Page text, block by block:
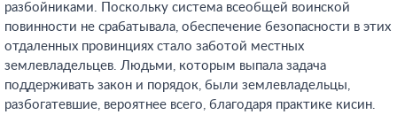
разбойниками. Поскольку система всеобщей воинской
повинности не срабатывала, обеспечение безопасности в этих
отдаленных провинциях стало заботой местных
землевладельцев. Людьми, которым выпала задача
поддерживать закон и порядок, были землевладельцы,
разбогатевшие, вероятнее всего, благодаря практике кисин.